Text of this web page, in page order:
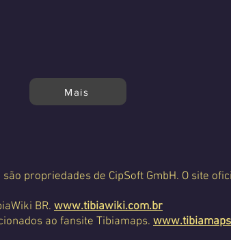
Mais
propriedades de CipSoft GmbH. O site
BR. www.tibiawiki.com.br
ao fansite Tibiamaps.